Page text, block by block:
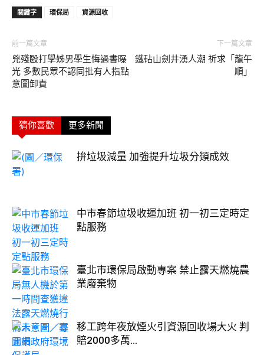
關鍵字 環保局 資源回收
前一篇文章
兇殘毆打學姊男學生悔過書曝
光 多數民眾不認同批有人指點
意圖卸責
下一篇文章
鐵砧山劍井湧人潮 祈求「龍午
順」
猜你喜歡 更多新聞
拚垃圾減量 加強提升垃圾分類成效
中市春節垃圾收運加班 初一初三定時定
點服務
臺北市環保局啟動專案 禁止露天燃燒農
業廢棄物
移工跨年夜放煙火引資源回收場大火 判
賠2000多萬...